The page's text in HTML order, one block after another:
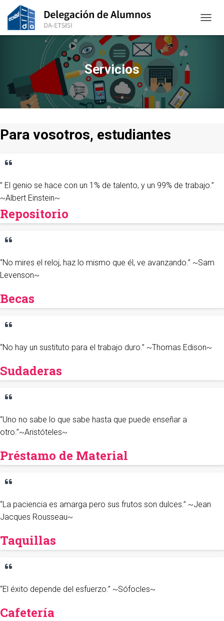
Servicios
Para vosotros, estudiantes
” El genio se hace con un 1% de talento, y un 99% de trabajo.”
~Albert Einstein~
Repositorio
“No mires el reloj, haz lo mismo que él, ve avanzando.” ~Sam
Levenson~
Becas
“No hay un sustituto para el trabajo duro.” ~Thomas Edison~
Sudaderas
“Uno no sabe lo que sabe hasta que puede enseñar a
otro.”~Aristóteles~
Préstamo de Material
“La paciencia es amarga pero sus frutos son dulces.” ~Jean
Jacques Rousseau~
Taquillas
“El éxito depende del esfuerzo.” ~Sófocles~
Cafetería